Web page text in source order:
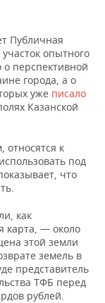
Публичная
опытного
о перспективной
города, а о
уже писало
Казанской
относятся к
под
что
как
карта, — около
этой земли
земель в
представитель
ТФБ перед
рублей.